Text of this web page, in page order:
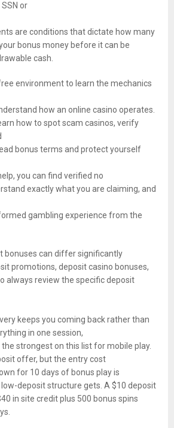
or
are conditions that dictate how many
bonus money before it can be
cash.
environment to learn the mechanics
how an online casino operates.
how to spot scam casinos, verify
bonus terms and protect yourself
you can find verified no
exactly what you are claiming, and
gambling experience from the
bonuses can differ significantly
promotions, deposit casino bonuses,
always review the specific deposit
keeps you coming back rather than
in one session,
the strongest on this list for mobile play.
offer, but the entry cost
for 10 days of bonus play is
deposit structure gets. A $10 deposit
in site credit plus 500 bonus spins